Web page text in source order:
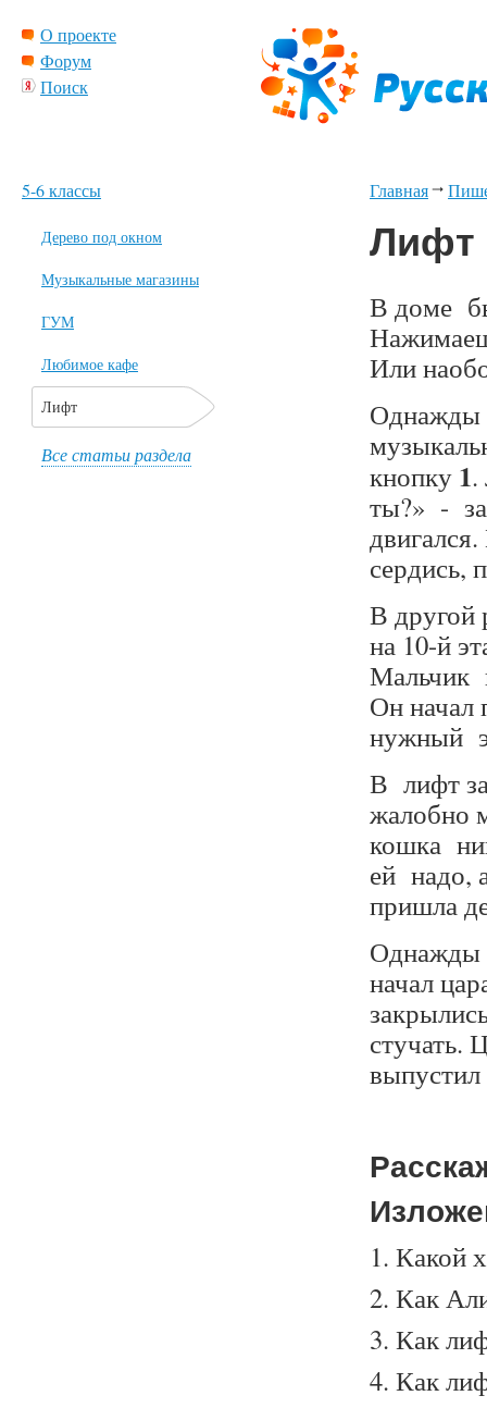
О проекте
Форум
Поиск
Главная
Лифт
В доме
Или
Однажды
кнопку 1.
ты?» -
В другой
на 10-й
Мальчик
Он начал
В лифт
жалобно
кошка
ей надо,
пришла
Однажды
начал
стучать.
Какой
Как
Как
Как
5-6 классы
Дерево под окном
Музыкальные магазины
ГУМ
Любимое кафе
Лифт
Все статьи раздела